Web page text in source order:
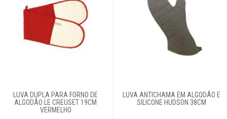
Conchas
Cortadores
Cozi-vapore
Descascadores
Espátulas e
utensílios
LUVA DUPLA PARA FORNO DE
ALGODÃO LE CREUSET 19CM
VERMELHO
LUVA ANTICHAMA EM ALGODÃO E
SILICONE HUDSON 38CM